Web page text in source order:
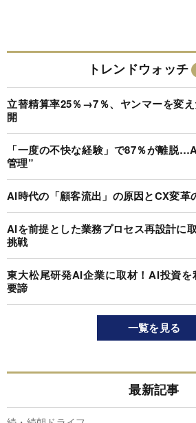
トレンドウォッチ
立替精算率25％→7％、ヤンマーを変
開
「一度の不快な経験」で87％が離脱
管理”
AI時代の「顧客流出」の原因とCX変革
AIを前提とした業務プロセス再設計に
挑戦
東大松尾研発AI企業に取材！AI投資
要諦
一覧を見る
最新記事